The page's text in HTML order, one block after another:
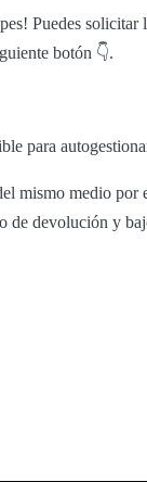
Puedes solicitar
botón 👇.
para
mismo medio por
de devolución y